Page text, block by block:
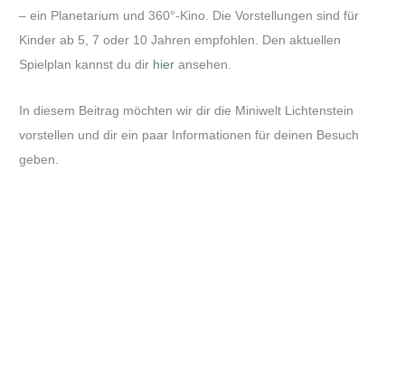
– ein Planetarium und 360°-Kino. Die Vorstellungen sind für
Kinder ab 5, 7 oder 10 Jahren empfohlen. Den aktuellen
Spielplan kannst du dir hier ansehen.
In diesem Beitrag möchten wir dir die Miniwelt Lichtenstein
vorstellen und dir ein paar Informationen für deinen Besuch
geben.